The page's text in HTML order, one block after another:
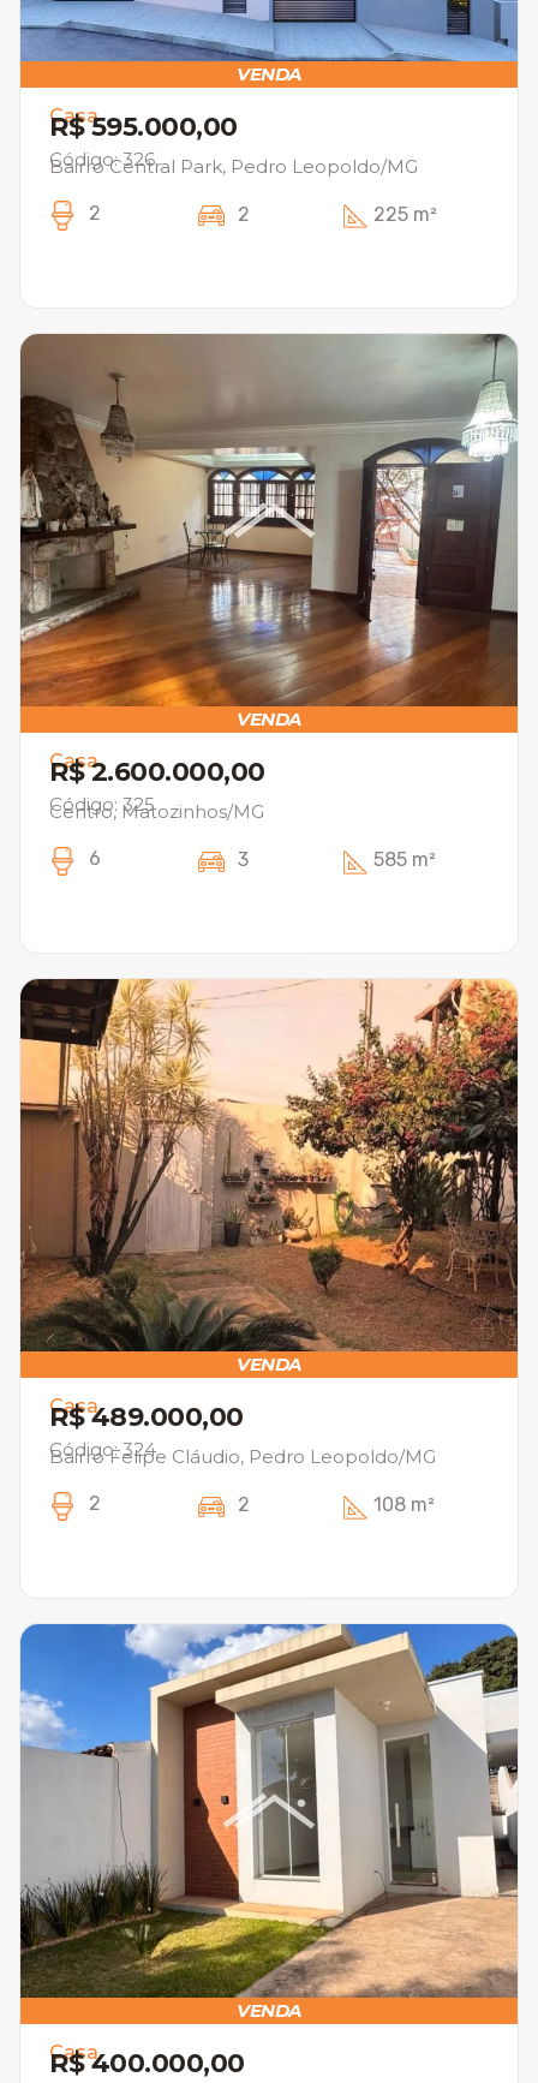
VENDA
Casa
R$ 595.000,00
Código: 326
Bairro Central Park, Pedro Leopoldo/MG
2 2 225 m²
VENDA
Casa
R$ 2.600.000,00
Código: 325
Centro, Matozinhos/MG
6 3 585 m²
VENDA
Casa
R$ 489.000,00
Código: 324
Bairro Felipe Cláudio, Pedro Leopoldo/MG
2 2 108 m²
VENDA
Casa
R$ 400.000,00